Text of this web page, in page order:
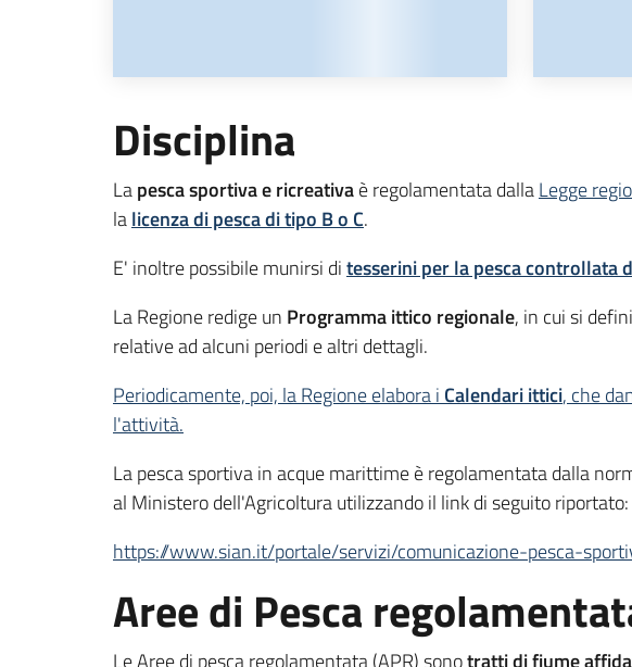
Disciplina
Lapesca sportiva e ricreativaè regolamentata dallaLegge
lalicenza di pesca di tipo B o C.
E' inoltre possibile munirsi ditesserini per la pesca controllata
La Regione redige un Programma ittico regionale, in cui si
relative ad alcuni periodi e altri dettagli.
Periodicamente, poi, la Regione elabora i Calendari ittici, che
l'attività.
La pesca sportiva in acque marittime è regolamentata dalla
al Ministero dell'Agricoltura utilizzando il link di seguito riportato:
https://www.sian.it/portale/servizi/comunicazione-pesca-
Aree di Pesca
Le Aree di pesca regolamentata (APR) sonotratti di fiume